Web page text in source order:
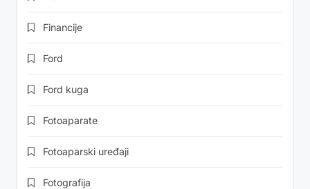
Financije
Ford
Ford kuga
Fotoaparate
Fotoaparski uređaji
Fotografija